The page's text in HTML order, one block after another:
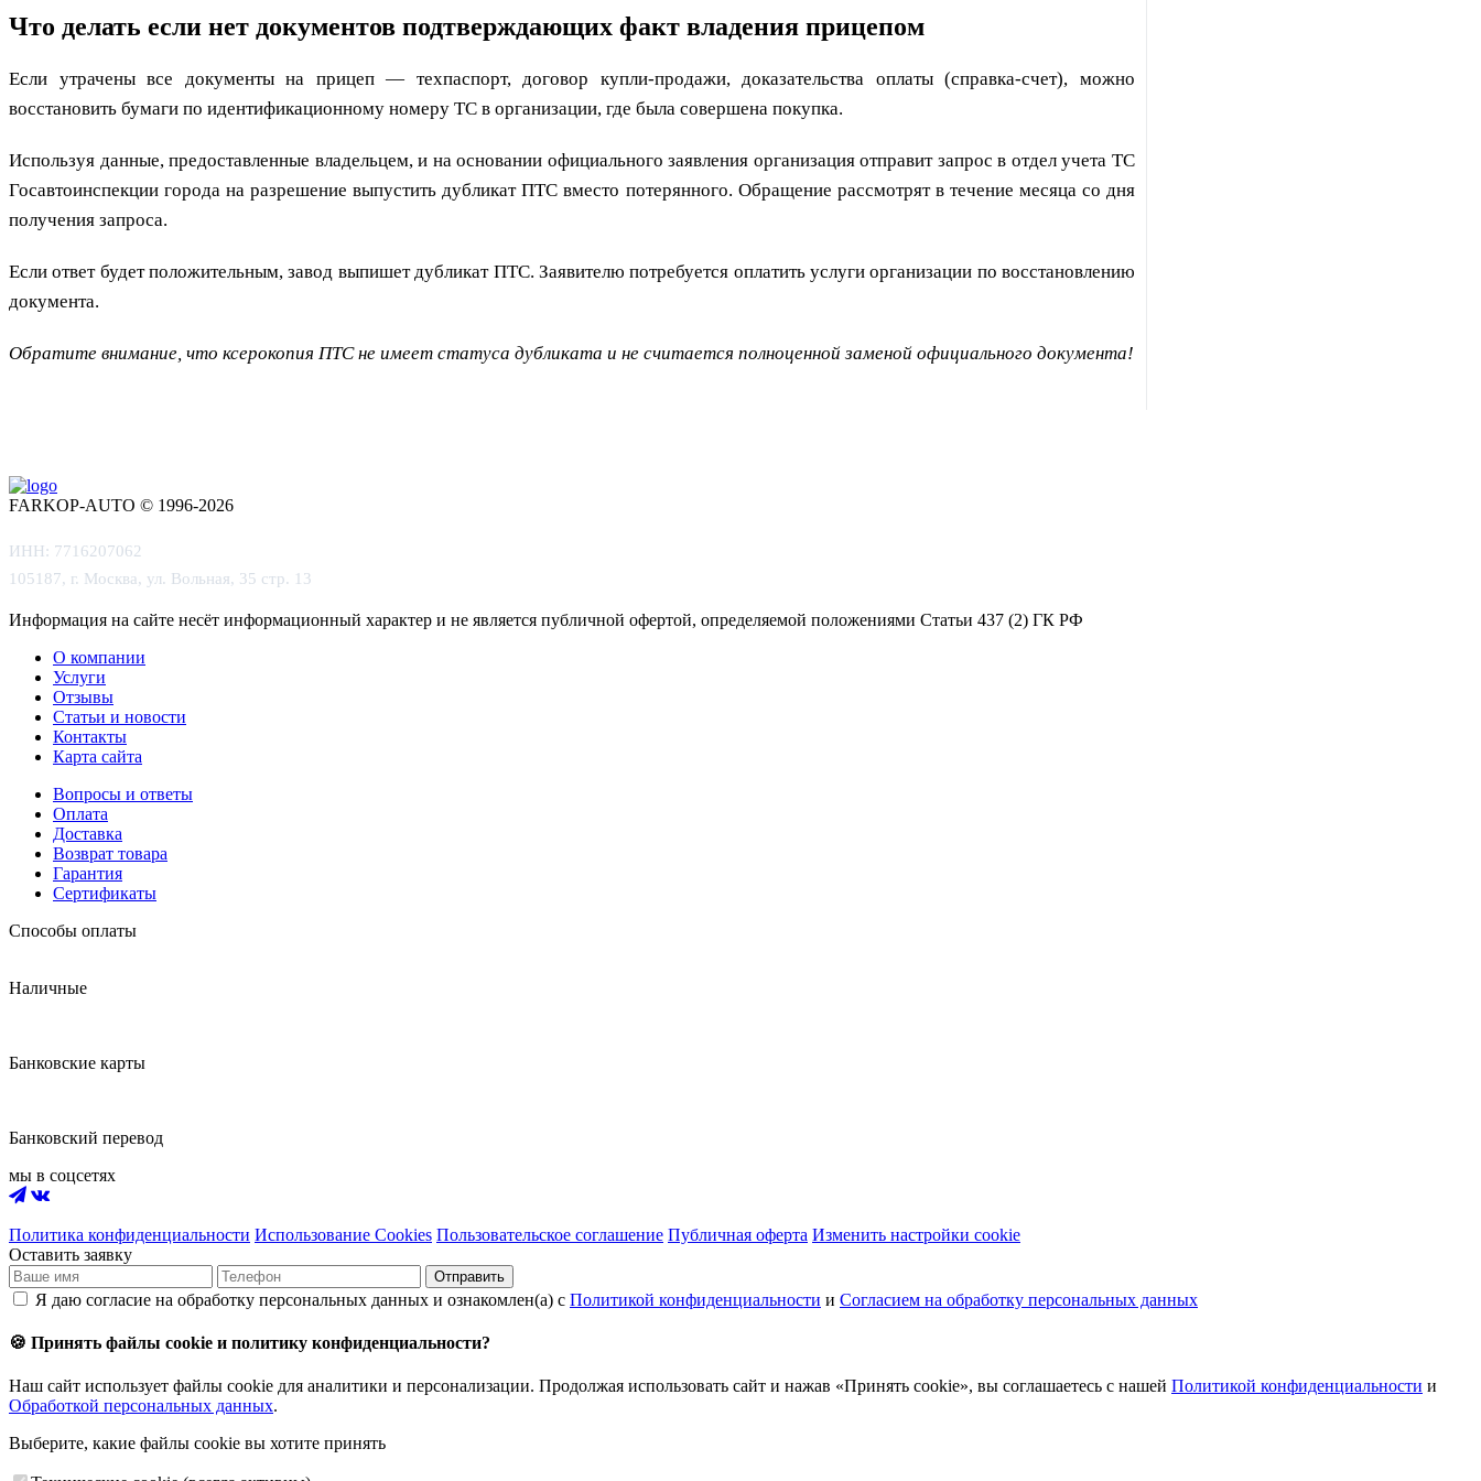
Что делать если нет документов подтверждающих факт владения прицепом
Если утрачены все документы на прицеп — техпаспорт, договор купли-продажи, доказательства оплаты (справка-счет), можно
восстановить бумаги по идентификационному номеру ТС в организации, где была совершена покупка.
Используя данные, предоставленные владельцем, и на основании официального заявления организация отправит запрос в отдел учета ТС
Госавтоинспекции города на разрешение выпустить дубликат ПТС вместо потерянного. Обращение рассмотрят в течение месяца со дня
получения запроса.
Если ответ будет положительным, завод выпишет дубликат ПТС. Заявителю потребуется оплатить услуги организации по восстановлению
документа.
Обратите внимание, что ксерокопия ПТС не имеет статуса дубликата и не считается полноценной заменой официального документа!
FARKOP-AUTO © 1996-2026
ИНН: 7716207062
105187, г. Москва, ул. Вольная, 35 стр. 13
Информация на сайте несёт информационный характер и не является публичной офертой, определяемой положениями Статьи 437 (2) ГК РФ
О компании
Услуги
Отзывы
Статьи и новости
Контакты
Карта сайта
Вопросы и ответы
Оплата
Доставка
Возврат товара
Гарантия
Сертификаты
Способы оплаты
Наличные
Банковские карты
Банковский перевод
мы в соцсетях
Политика конфиденциальности Использование Cookies Пользовательское соглашение Публичная оферта Изменить настройки cookie
Оставить заявку
Отправить
Я даю согласие на обработку персональных данных и ознакомлен(а) с Политикой конфиденциальности и Согласием на обработку персональных данных
🍪 Принять файлы cookie и политику конфиденциальности?
Наш сайт использует файлы cookie для аналитики и персонализации. Продолжая использовать сайт и нажав «Принять cookie», вы соглашаетесь с нашей Политикой конфиденциальности и
Обработкой персональных данных.
Выберите, какие файлы cookie вы хотите принять